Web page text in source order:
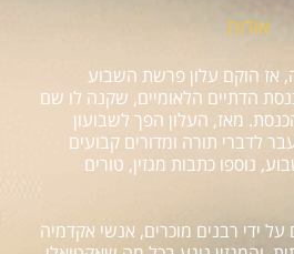
אודות
לפני 25 שנה, אז הוקם עלון פרשת השבוע
הדתיים הלאומיים, שקנה לו שם
מאז, העלון הפך לשבועון
לדברי תורה ומדורים קבועים
נוספו כתבות מגזין, טורים
ידי רבנים מוכרים, אנשי אקדמיה